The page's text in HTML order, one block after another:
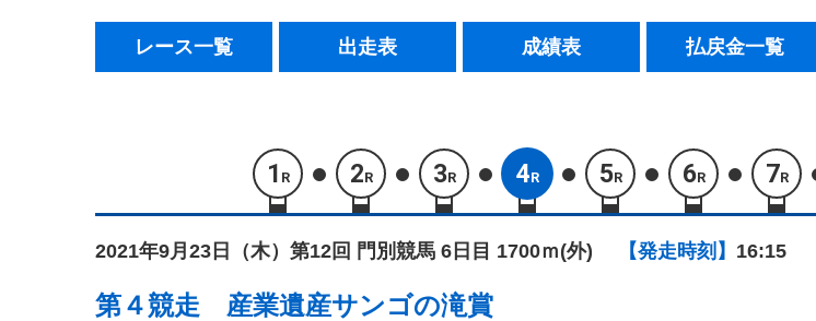
レース一覧 出走表 成績表 払戻金一覧
1 R 2R 3R 4R 5R 6R 7R
2021年9月23日（木） 第12回 門別競馬 6日目 1700ｍ(外) 【発走時刻】 16:15
第４競走 産業遺産サンゴの滝賞